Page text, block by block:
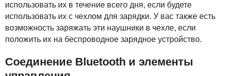
использовать их в течение всего дня, если будете
использовать их с чехлом для зарядки. У вас также есть
возможность заряжать эти наушники в чехле, если
положить их на беспроводное зарядное устройство.
Соединение Bluetooth и элементы